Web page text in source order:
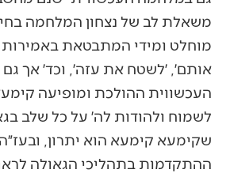
משאלת לב של נצחון המלחמה
מוחלט ומידי המתבטאת באמירות
אותם׳, ׳לשטח את עזה׳, וכד׳ אך
העכשווית ההולכת ומופיעה
לשמוח ולהודות לה׳ על כל שלב
שקימעא קימעא הוא יתרון,
ההתקדמות בתהליכי הגאולה